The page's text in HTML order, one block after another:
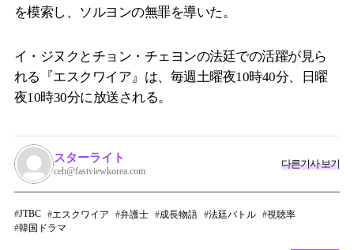
を模索し、ソルヨンの無罪を導いた。
イ・ジヌクとチョン・チェヨンの法廷での活躍が見ら
れる『エスクワイア』は、毎週土曜夜10時40分、日曜
夜10時30分に放送される。
スターライト
ceh@fastviewkorea.com
다른기사 보기
JTBC エスクワイア 弁護士 成長物語 法廷バトル
視聴率
韓国ドラマ